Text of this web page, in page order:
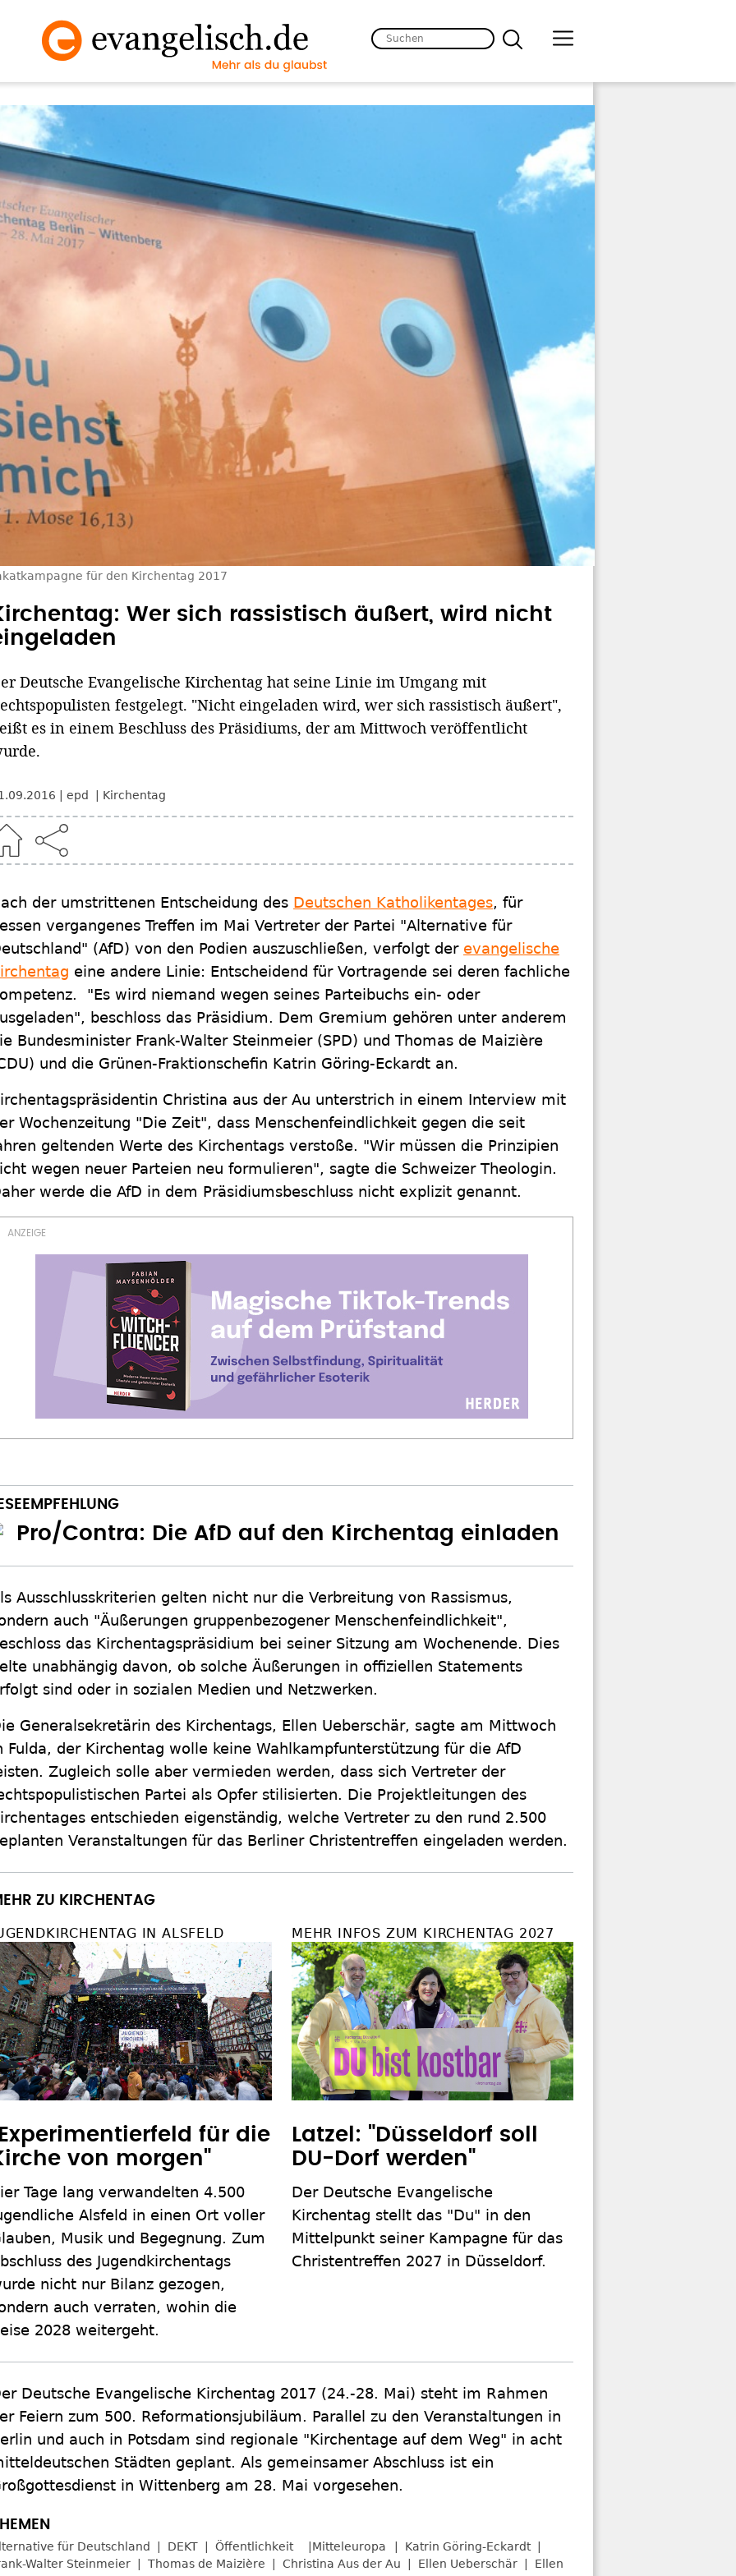
für den Kirchentag 2017
Wer sich rassistisch äußert, wird nicht
Deutsche Evangelische Kirchentag hat seine Linie im Umgang mit
festgelegt. "Nicht eingeladen wird, wer sich rassistisch äußert",
es in einem Beschluss des Präsidiums, der am Mittwoch veröffentlicht
epd Kirchentag
der umstrittenen Entscheidung des Deutschen Katholikentages, für
vergangenes Treffen im Mai Vertreter der Partei "Alternative für
(AfD) von den Podien auszuschließen, verfolgt der evangelische
eine andere Linie: Entscheidend für Vortragende sei deren fachliche
"Es wird niemand wegen seines Parteibuchs ein- oder
beschloss das Präsidium. Dem Gremium gehören unter anderem
Bundesminister Frank-Walter Steinmeier (SPD) und Thomas de Maizière
und die Grünen-Fraktionschefin Katrin Göring-Eckardt an.
Christina aus der Au unterstrich in einem Interview mit
Wochenzeitung "Die Zeit", dass Menschenfeindlichkeit gegen die seit
geltenden Werte des Kirchentags verstoße. "Wir müssen die Prinzipien
wegen neuer Parteien neu formulieren", sagte die Schweizer Theologin.
werde die AfD in dem Präsidiumsbeschluss nicht explizit genannt.
Pro/Contra: Die AfD auf den Kirchentag einladen
Ausschlusskriterien gelten nicht nur die Verbreitung von Rassismus,
auch "Äußerungen gruppenbezogener Menschenfeindlichkeit",
das Kirchentagspräsidium bei seiner Sitzung am Wochenende. Dies
unabhängig davon, ob solche Äußerungen in offiziellen Statements
sind oder in sozialen Medien und Netzwerken.
Generalsekretärin des Kirchentags, Ellen Ueberschär, sagte am Mittwoch
Fulda, der Kirchentag wolle keine Wahlkampfunterstützung für die AfD
Zugleich solle aber vermieden werden, dass sich Vertreter der
Partei als Opfer stilisierten. Die Projektleitungen des
entschieden eigenständig, welche Vertreter zu den rund 2.500
Veranstaltungen für das Berliner Christentreffen eingeladen werden.
ZU KIRCHENTAG
IN ALSFELD
für die
von morgen"
Tage lang verwandelten 4.500
Alsfeld in einen Ort voller
Musik und Begegnung. Zum
des Jugendkirchentags
nicht nur Bilanz gezogen,
auch verraten, wohin die
2028 weitergeht.
MEHR INFOS ZUM KIRCHENTAG 2027
Latzel: "Düsseldorf soll
DU-Dorf werden"
Der Deutsche Evangelische
Kirchentag stellt das "Du" in den
Mittelpunkt seiner Kampagne für das
Christentreffen 2027 in Düsseldorf.
Deutsche Evangelische Kirchentag 2017 (24.-28. Mai) steht im Rahmen
Feiern zum 500. Reformationsjubiläum. Parallel zu den Veranstaltungen in
und auch in Potsdam sind regionale "Kirchentage auf dem Weg" in acht
Städten geplant. Als gemeinsamer Abschluss ist ein
in Wittenberg am 28. Mai vorgesehen.
für Deutschland DEKT Öffentlichkeit Mitteleuropa
Katrin Göring-Eckardt
Walter Steinmeier
Thomas de Maizière Christina Aus der Au Ellen Ueberschär
Ellen